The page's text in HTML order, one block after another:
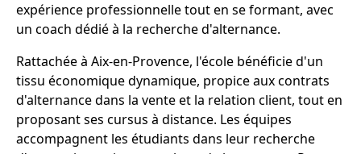
expérience professionnelle tout en se formant, avec
un coach dédié à la recherche d'alternance.
Rattachée à Aix-en-Provence, l'école bénéficie d'un
tissu économique dynamique, propice aux contrats
d'alternance dans la vente et la relation client, tout en
proposant ses cursus à distance. Les équipes
accompagnent les étudiants dans leur recherche